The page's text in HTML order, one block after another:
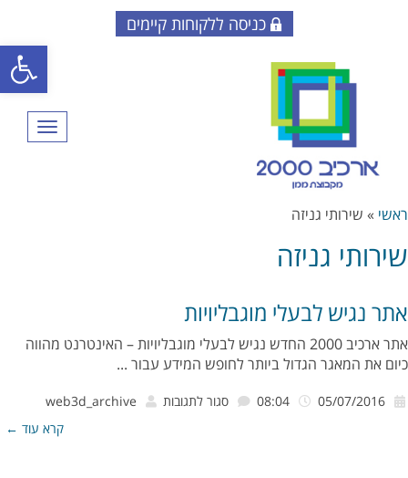
פתח
כניסה ללקוחות קיימים
תפריט
ראשי » שירותי גניזה
שירותי גניזה
אתר נגיש לבעלי מוגבליויות
אתר ארכיב 2000 החדש נגיש לבעלי מוגבליויות – האינטרנט מהווה
כיום את המאגר הגדול ביותר לחופש המידע עבור ...
סגור לתגובות על
web3d_archive
קרא עוד ←